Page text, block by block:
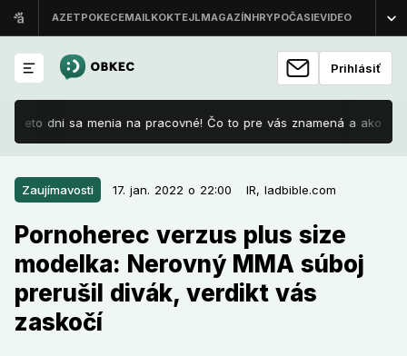
Prihlásiť
Tieto dni sa menia na pracovné! Čo to pre vás znamená a ako je to
Zaujímavosti 17. jan. 2022 o 22:00 IR, ladbible.com
Pornoherec verzus plus size
modelka: Nerovný MMA súboj
prerušil divák, verdikt vás
zaskočí
Zaujímavosti 17. jan. 2022 o 22:00
Pornoherec verzus plus size
modelka: Nerovný MMA súboj
prerušil divák, verdikt vás zaskočí
Pornoherec Alexander Pistoletov a plus size modelka
Sasha Mamaha sa proti sebe postavili v zmiešanom